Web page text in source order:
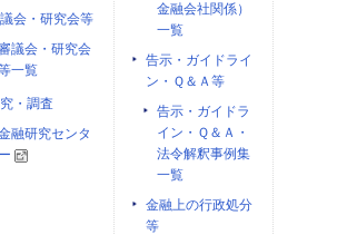
会・研究会等
議会・研究会
一覧
・調査
融研究センタ
ー
金融会社関係）
一覧
告示・ガイドライ
ン・Ｑ＆Ａ等
告示・ガイドラ
イン・Ｑ＆Ａ・
法令解釈事例集
一覧
金融上の行政処分
等